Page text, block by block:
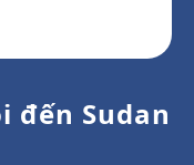
đến Sudan